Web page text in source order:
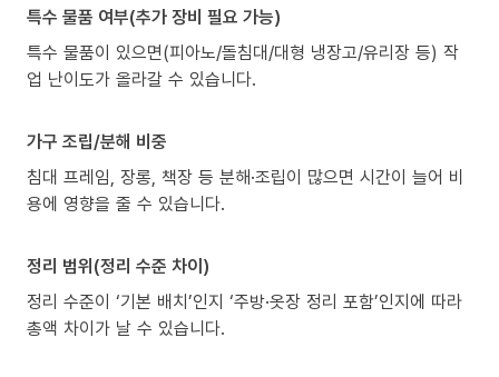
특수 물품 여부(추가 장비 필요 가능)
특수 물품이 있으면(피아노/돌침대/대형 냉장고/유리장 등) 작
업 난이도가 올라갈 수 있습니다.
가구 조립/분해 비중
침대 프레임, 장롱, 책장 등 분해·조립이 많으면 시간이 늘어 비
용에 영향을 줄 수 있습니다.
정리 범위(정리 수준 차이)
정리 수준이 ‘기본 배치’인지 ‘주방·옷장 정리 포함’인지에 따라
총액 차이가 날 수 있습니다.